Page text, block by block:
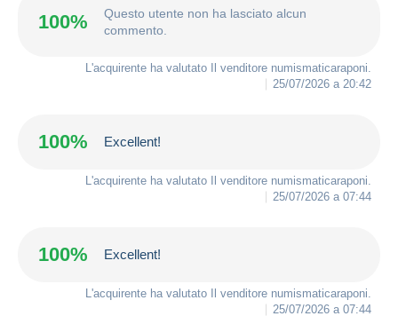
100%
Questo utente non ha lasciato alcun
commento.
L'acquirente ha valutato Il venditore numismaticaraponi
25/07/2026 a 20:42
100% Excellent!
L'acquirente ha valutato Il venditore numismaticaraponi
25/07/2026 a 07:44
100% Excellent!
L'acquirente ha valutato Il venditore numismaticaraponi
25/07/2026 a 07:44